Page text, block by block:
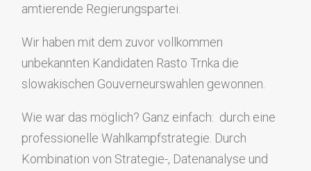
amtierende Regierungspartei.
Wir haben mit dem zuvor vollkommen
unbekannten Kandidaten Rasto Trnka die
slowakischen Gouverneurswahlen gewonnen.
Wie war das möglich? Ganz einfach: durch eine
professionelle Wahlkampfstrategie. Durch
Kombination von Strategie-, Datenanalyse und